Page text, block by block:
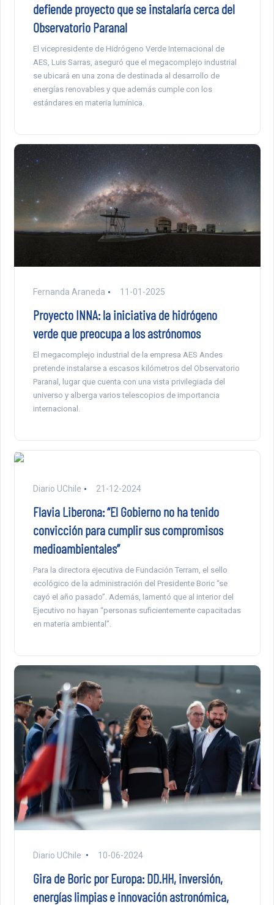
defiende proyecto que se instalaría cerca del
Observatorio Paranal
El vicepresidente de Hidrógeno Verde Internacional de
AES, Luis Sarras, aseguró que el megacomplejo industrial
se ubicará en una zona de destinada al desarrollo de
energías renovables y que además cumple con los
estándares en materia lumínica.
Fernanda Araneda 11-01-2025
Proyecto INNA: la iniciativa de hidrógeno
verde que preocupa a los astrónomos
El megacomplejo industrial de la empresa AES Andes
pretende instalarse a escasos kilómetros del Observatorio
Paranal, lugar que cuenta con una vista privilegiada del
universo y alberga varios telescopios de importancia
internacional.
Diario UChile 21-12-2024
Flavia Liberona: “El Gobierno no ha tenido
convicción para cumplir sus compromisos
medioambientales”
Para la directora ejecutiva de Fundación Terram, el sello
ecológico de la administración del Presidente Boric “se
cayó el año pasado”. Además, lamentó que al interior del
Ejecutivo no hayan “personas suficientemente capacitadas
en materia ambiental”.
Diario UChile 10-06-2024
Gira de Boric por Europa: DD.HH, inversión,
energías limpias e innovación astronómica,